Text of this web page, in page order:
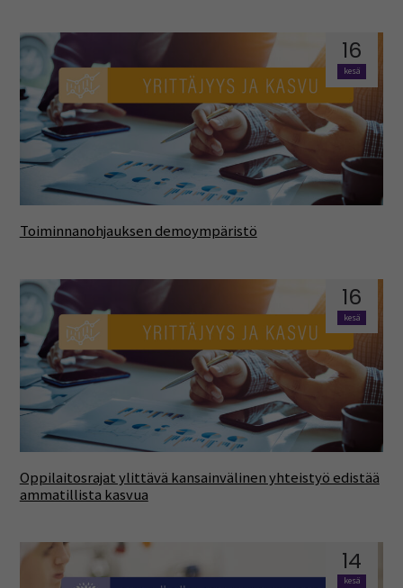
16
kesä
Toiminnanohjauksen demoympäristö
16
kesä
Oppilaitosrajat ylittävä kansainvälinen yhteistyö edistää
ammatillista kasvua
14
kesä